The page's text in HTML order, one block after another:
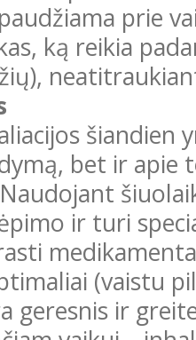
prie
ką reikia
šiandien
bet ir apie
ir turi
(vaistu
geresnis ir